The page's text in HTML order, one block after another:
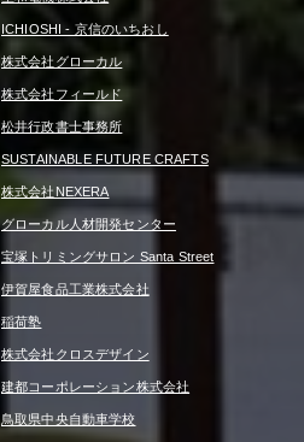
ICHIOSHI - 京信のいちおし
株式会社グローカル
株式会社フィールド
松井行政書士事務所
SUSTAINABLE FUTURE CRAFTS
株式会社NEXERA
グローカル人材開発センター
宝塚トリミングサロン Santa Street
伊賀屋食品工業株式会社
稲荷塾
株式会社クロスデザイン
建都コーポレーション株式会社
鳥取県中央自動車学校